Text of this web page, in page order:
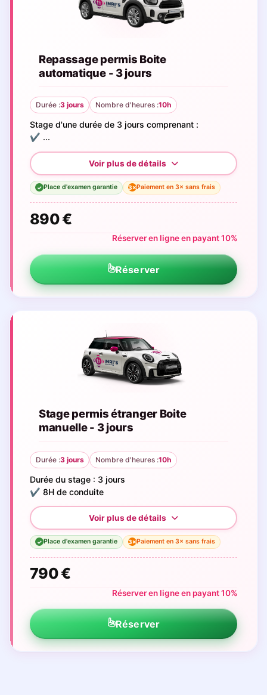
Repassage permis Boite
automatique - 3 jours
Durée :3 jours Nombre d'heures :10h
Stage d'une durée de 3 jours comprenant :
✔️ ...
✓ Place d'examen garantie 3×Paiement en 3× sans frais
890 €
Réserver en ligne en payant 10%
Réserver
Stage permis étranger Boite
manuelle - 3 jours
Durée :3 jours Nombre d'heures :10h
Durée du stage : 3 jours
✔️ 8H de conduite
✓ Place d'examen garantie 3×Paiement en 3× sans frais
790 €
Réserver en ligne en payant 10%
Réserver